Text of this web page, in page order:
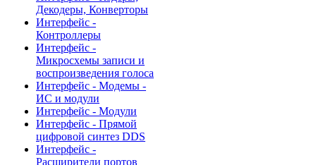
Декодеры, Конверторы
Интерфейс -
Контроллеры
Интерфейс -
Микросхемы записи и
воспроизведения голоса
Интерфейс - Модемы -
ИС и модули
Интерфейс - Модули
Интерфейс - Прямой
цифровой синтез DDS
Интерфейс -
Расширители портов